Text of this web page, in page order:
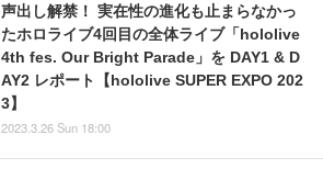
声出し解禁！ 実在性の進化も止まらなかっ
たホロライブ4回目の全体ライブ「hololive
4th fes. Our Bright Parade」を DAY1 & D
AY2 レポート【hololive SUPER EXPO 202
3】
2023.3.26 Sun 18:00